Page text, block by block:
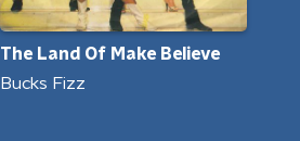
The Land Of Make Believe
Bucks Fizz